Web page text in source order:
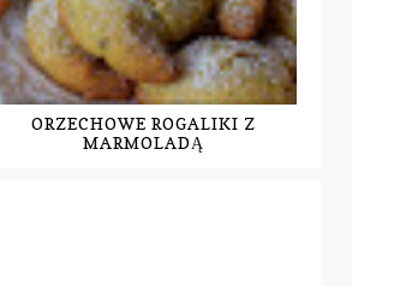
ORZECHOWE ROGALIKI Z
MARMOLADĄ